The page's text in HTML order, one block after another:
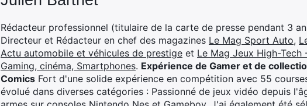
Rédacteur professionnel (titulaire de la carte de presse pendant 3
Directeur et Rédacteur en chef des magazines Le Mag Sport Auto,
Actu automobile et véhicules de prestige et Le Mag Jeux High-Tech
Gaming, cinéma, Smartphones. Expérience de Gamer et de
Comics Fort d'une solide expérience en compétition avec 55
évolué dans diverses catégories : Passionné de jeux vidéo depuis